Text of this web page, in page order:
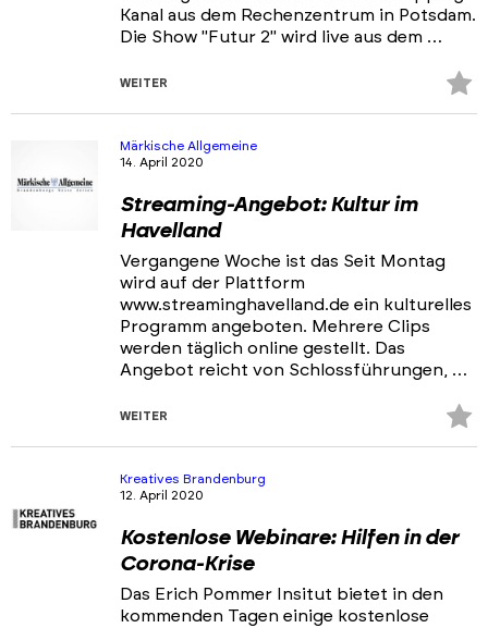
Kanal aus dem Rechenzentrum in Potsdam.
Die Show "Futur 2" wird live aus dem …
WEITER
Märkische Allgemeine
14. April 2020
Streaming-Angebot: Kultur im
Havelland
Vergangene Woche ist das Seit Montag
wird auf der Plattform
www.streaminghavelland.de ein kulturelles
Programm angeboten. Mehrere Clips
werden täglich online gestellt. Das
Angebot reicht von Schlossführungen, …
WEITER
Kreatives Brandenburg
12. April 2020
Kostenlose Webinare: Hilfen in der
Corona-Krise
Das Erich Pommer Insitut bietet in den
kommenden Tagen einige kostenlose